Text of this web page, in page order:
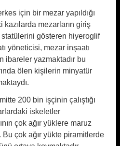
için bir mezar yapıldığı
kazılarda mezarların giriş
gösteren hiyeroglif
yöneticisi, mezar inşaatı
ibareler yazmaktadır bu
ölen kişilerin minyatür
200 bin işçinin çalıştığı
iskeletler
çok ağır yüklere maruz
Bu çok ağır yükte piramitlerde